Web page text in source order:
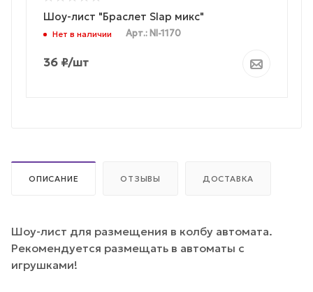
Шоу-лист "Браслет Slap микс"
Нет в наличии Арт.: NI-1170
36 ₽/шт
ОПИСАНИЕ ОТЗЫВЫ ДОСТАВКА
Шоу-лист для размещения в колбу автомата.
Рекомендуется размещать в автоматы с
игрушками!